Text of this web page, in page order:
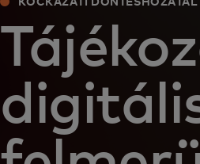
KOCKÁZATI DÖNTÉSHOZATAL